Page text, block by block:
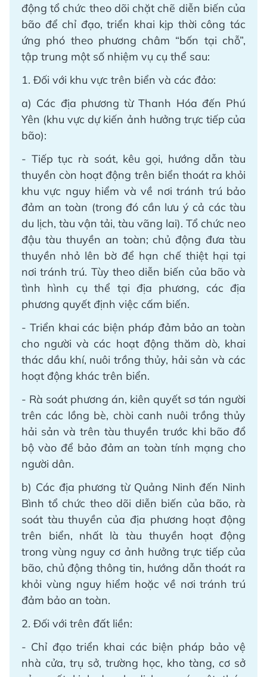
động tổ chức theo dõi chặt chẽ diễn biến của
bão để chỉ đạo, triển khai kịp thời công tác
ứng phó theo phương châm “bốn tại chỗ”,
tập trung một số nhiệm vụ cụ thể sau:
1. Đối với khu vực trên biển và các đảo:
a) Các địa phương từ Thanh Hóa đến Phú
Yên (khu vực dự kiến ảnh hưởng trực tiếp của
bão):
- Tiếp tục rà soát, kêu gọi, hướng dẫn tàu
thuyền còn hoạt động trên biển thoát ra khỏi
khu vực nguy hiểm và về nơi tránh trú bảo
đảm an toàn (trong đó cần lưu ý cả các tàu
du lịch, tàu vận tải, tàu vãng lai). Tổ chức neo
đậu tàu thuyền an toàn; chủ động đưa tàu
thuyền nhỏ lên bờ để hạn chế thiệt hại tại
nơi tránh trú. Tùy theo diễn biến của bão và
tình hình cụ thể tại địa phương, các địa
phương quyết định việc cấm biến.
- Triển khai các biện pháp đảm bảo an toàn
cho người và các hoạt động thăm dò, khai
thác dầu khí, nuôi trồng thủy, hải sản và các
hoạt động khác trên biển.
- Rà soát phương án, kiên quyết sơ tán người
trên các lồng bè, chòi canh nuôi trồng thủy
hải sản và trên tàu thuyền trước khi bão đổ
bộ vào để bảo đảm an toàn tính mạng cho
người dân.
b) Các địa phương từ Quảng Ninh đến Ninh
Bình tổ chức theo dõi diễn biến của bão, rà
soát tàu thuyền của địa phương hoạt động
trên biển, nhất là tàu thuyền hoạt động
trong vùng nguy cơ ảnh hưởng trực tiếp của
bão, chủ động thông tin, hướng dẫn thoát ra
khỏi vùng nguy hiểm hoặc về nơi tránh trú
đảm bảo an toàn.
2. Đối với trên đất liền:
- Chỉ đạo triển khai các biện pháp bảo vệ
nhà cửa, trụ sở, trường học, kho tàng, cơ sở